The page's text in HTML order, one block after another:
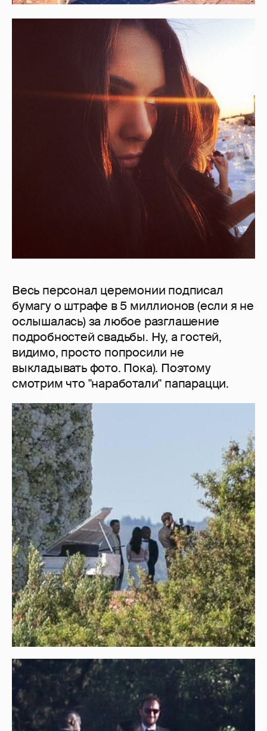
Весь персонал церемонии подписал
бумагу о штрафе в 5 миллионов (если я не
ослышалась) за любое разглашение
подробностей свадьбы. Ну, а гостей,
видимо, просто попросили не
выкладывать фото. Пока). Поэтому
смотрим что "наработали" папарацци.